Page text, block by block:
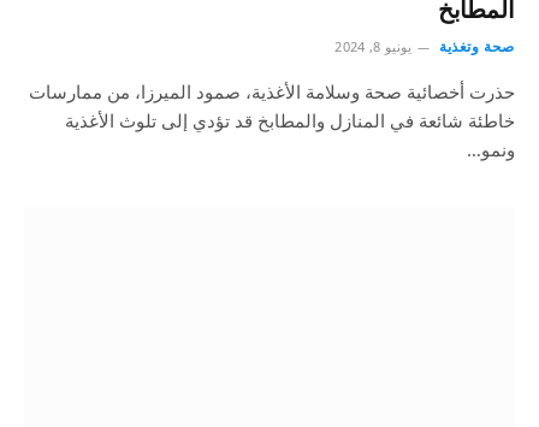
المطابخ
صحة وتغذية يونيو 8, 2024
حذرت أخصائية صحة وسلامة الأغذية، صمود الميرزا، من ممارسات
خاطئة شائعة في المنازل والمطابخ قد تؤدي إلى تلوث الأغذية
ونمو…